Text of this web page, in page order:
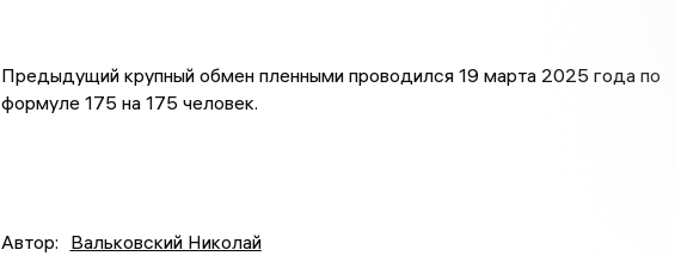
Предыдущий крупный обмен пленными проводился 19 марта 2025 года по
формуле 175 на 175 человек.
Автор: Вальковский Николай